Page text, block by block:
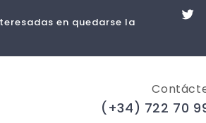
en quedarse la
(+34) 722 70